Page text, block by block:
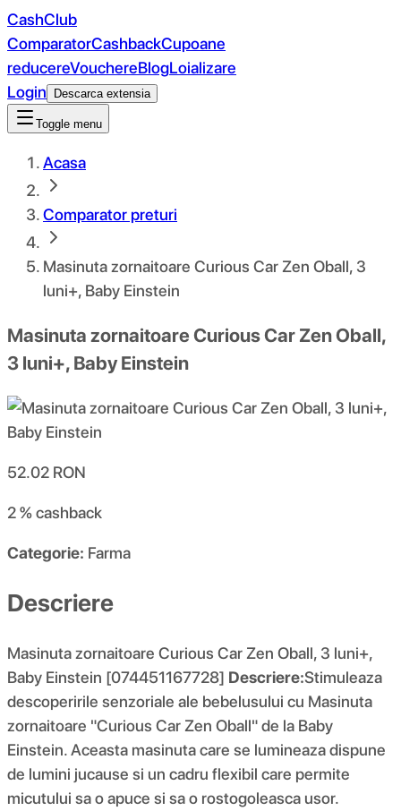
CashClub
ComparatorCashbackCupoane
reducereVouchereBlogLoializare
Login
Descarca extensia
Toggle menu
Acasa
Comparator preturi
Masinuta zornaitoare Curious Car Zen Oball, 3
luni+, Baby Einstein
Masinuta zornaitoare Curious Car Zen Oball,
3 luni+, Baby Einstein
52.02 RON
2 %cashback
Categorie: Farma
Descriere
Masinuta zornaitoare Curious Car Zen Oball, 3 luni+,
Baby Einstein [074451167728] Descriere:Stimuleaza
descoperirile senzoriale ale bebelusului cu Masinuta
zornaitoare "Curious Car Zen Oball" de la Baby
Einstein. Aceasta masinuta care se lumineaza dispune
de lumini jucause si un cadru flexibil care permite
micutului sa o apuce si sa o rostogoleasca usor.